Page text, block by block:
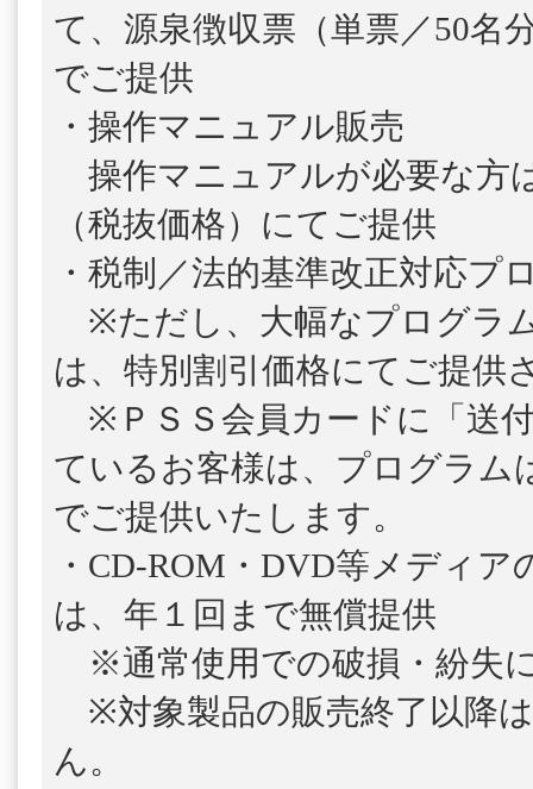
て、源泉徴収票（単票／50名
でご提供
・操作マニュアル販売
操作マニュアルが必要な方
（税抜価格）にてご提供
・税制／法的基準改正対応プ
※ただし、大幅なプログラ
は、特別割引価格にてご提供
※ＰＳＳ会員カードに「送
ているお客様は、プログラム
でご提供いたします。
・CD-ROM・DVD等メディア
は、年１回まで無償提供
※通常使用での破損・紛失
※対象製品の販売終了以降
ん。